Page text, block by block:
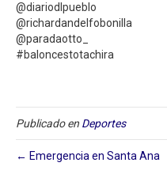
@diariodlpueblo
@richardandelfobonilla
@paradaotto_
#baloncestotachira
Publicado en Deportes
← Emergencia en Santa Ana